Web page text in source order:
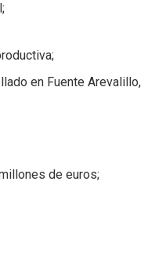
en Fuente Arevalillo,
de euros;